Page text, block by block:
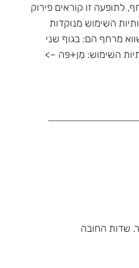
לתופעה זו קוראים פירוק
השימוש מנוקדות
מרחף הם: בגוף שני
השימוש: מִן+פּה –>
שדות החובה